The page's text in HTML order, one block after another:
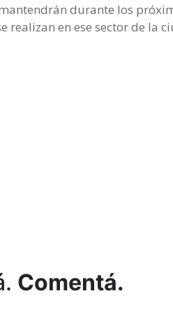
durante los
realizan en ese sector de la
Comentá.